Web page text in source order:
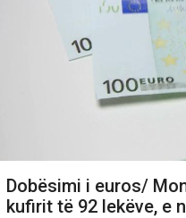
Dobësimi i euros/
kufirit të 92 lekëve, e